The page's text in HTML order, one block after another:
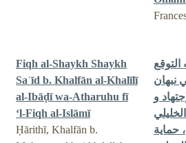
Fiqh al-Shaykh Shaykh
Saʿīd b. Khalfān al-Khalīlī
al-Ibāḍī wa-Atharuhu fī
‘l-Fiqh al-Islāmī
Ḥārithī, Khalfān b.
نبهان
و
حماية